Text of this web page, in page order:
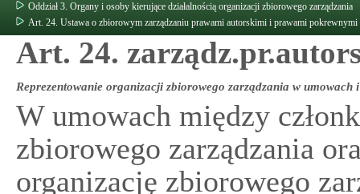
Oddział 3. Organy i osoby kierujące działalnością organizacji zbiorowego zarządzania
Art. 24. Ustawa o zbiorowym zarządzaniu prawami autorskimi i prawami pokrewnymi
Art. 24.
Reprezentowanie organizacji zbiorowego zarządzania w umowach
W umowach między
zbiorowego zarządzania
organizację zbiorowego